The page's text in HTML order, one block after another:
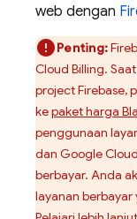
web dengan
Penting:
Cloud Billing.
project Firebase,
kepaket harga
penggunaan
dan Google
berbayar. Anda
layanan berbayar